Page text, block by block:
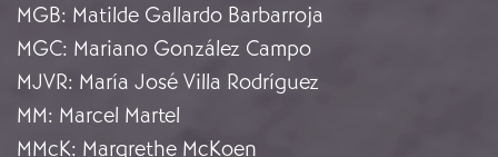
MGB: Matilde Gallardo Barbarroja
MGC: Mariano González Campo
MJVR: María José Villa Rodríguez
MM: Marcel Martel
MMcK: Margrethe McKoen